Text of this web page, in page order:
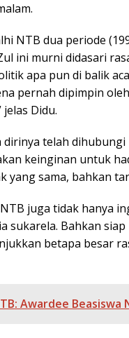
NTB dua periode
ini murni didasari
apa pun di balik
pernah dipimpin
Didu.
telah
keinginan untuk
yang sama, bahkan
juga tidak hanya
sukarela. Bahkan
betapa besar
Awardee Beasiswa